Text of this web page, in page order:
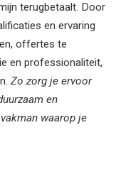
terugbetaalt. Door
en ervaring
offertes te
en professionaliteit,
Zo zorg je ervoor
en
waarop je